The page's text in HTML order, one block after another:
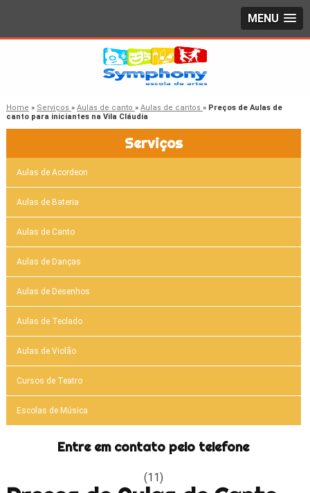
MENU
Home » Serviços » Aulas de canto » Aulas de cantos » Preços de Aulas de
canto para iniciantes na Vila Cláudia
Serviços
Aulas de Acordeon
Aulas de Bateria
Aulas de Canto
Aulas de Danças
Aulas de Desenhos
Aulas de Teclado
Aulas de Violão
Cursos de Teatro
Escolas de Música
Entre em contato pelo telefone
(11)